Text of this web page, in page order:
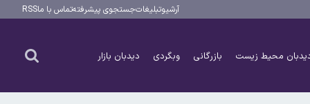
آرشیوتبلیغاتجستجوی پیشرفتهتماس با ماRSS
محیط زیست بازرگانی وبگردی دیدبان بازار